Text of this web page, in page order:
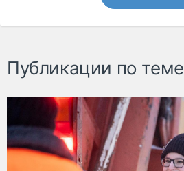
Публикации по теме